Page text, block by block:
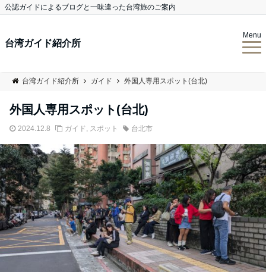
公認ガイドによるブログと一味違った台湾旅のご案内
台湾ガイド紹介所
Menu
台湾ガイド紹介所 ガイド 外国人専用スポット(台北)
外国人専用スポット(台北)
2024.12.8 ガイド , スポット 台北市